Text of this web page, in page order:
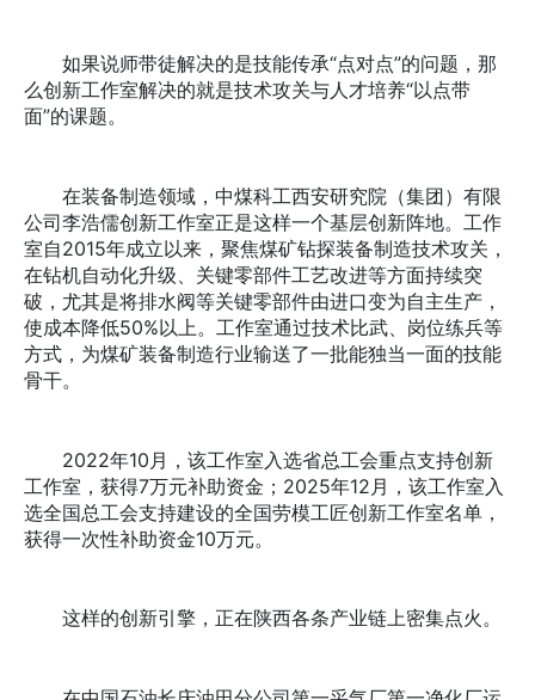
如果说师带徒解决的是技能传承“点对点”的问题，那
么创新工作室解决的就是技术攻关与人才培养“以点带
面”的课题。
在装备制造领域，中煤科工西安研究院（集团）有限
公司李浩儒创新工作室正是这样一个基层创新阵地。工作
室自2015年成立以来，聚焦煤矿钻探装备制造技术攻关，
在钻机自动化升级、关键零部件工艺改进等方面持续突
破，尤其是将排水阀等关键零部件由进口变为自主生产，
使成本降低50%以上。工作室通过技术比武、岗位练兵等
方式，为煤矿装备制造行业输送了一批能独当一面的技能
骨干。
2022年10月，该工作室入选省总工会重点支持创新
工作室，获得7万元补助资金；2025年12月，该工作室入
选全国总工会支持建设的全国劳模工匠创新工作室名单，
获得一次性补助资金10万元。
这样的创新引擎，正在陕西各条产业链上密集点火。